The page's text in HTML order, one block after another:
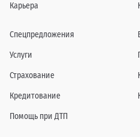
Карьера
Спецпредложения
Услуги
Страхование
Кредитование
Помощь при ДТП